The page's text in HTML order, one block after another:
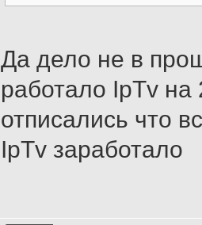
Да дело не в
работало IpTv на
отписались что
IpTv заработало